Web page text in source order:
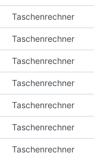
Taschenrechner
Taschenrechner
Taschenrechner
Taschenrechner
Taschenrechner
Taschenrechner
Taschenrechner